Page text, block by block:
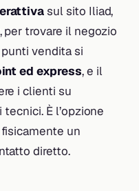
sul sito Iliad,
per trovare il negozio
vendita si
ed express, e il
i clienti su
È l’opzione
un
diretto.